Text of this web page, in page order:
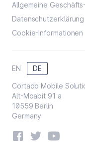
Allgemeine
Datenschutzerklärung
Cookie-Informationen
EN DE
Cortado Mobile
Alt-Moabit 91 a
10559 Berlin
Germany